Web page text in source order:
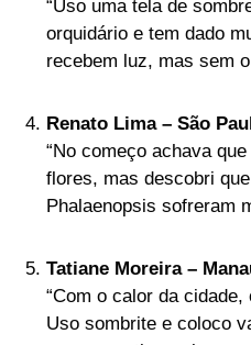
“Uso uma tela de
orquidário e tem dado
recebem luz, mas sem
Renato Lima – São
“No começo achava
flores, mas descobri
Phalaenopsis sofreram
Tatiane Moreira –
“Com o calor da
Uso sombrite e coloco